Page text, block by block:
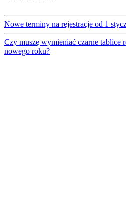
Nowe terminy na rejestracje od 1
Czy muszę wymieniać czarne tablice
nowego roku?